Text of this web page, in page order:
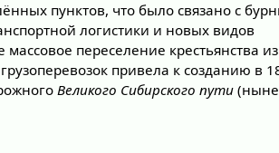
пунктов, что было связано с
логистики и новых видов
переселение крестьянства из
привела к созданию в
Великого Сибирского пути